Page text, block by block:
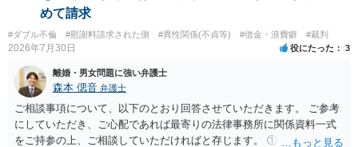
めて請求
#ダブル不倫 #慰謝料請求された側 #異性関係(不貞等) #借金・浪費癖 #裁判
2026年7月30日 役にたった 3
離婚・男女問題に強い弁護士
森本 偲音 弁護士
ご相談事項について、以下のとおり回答させていただきます。 ご参考
にしていただき、ご心配であれば最寄りの法律事務所に関係資料一式
をご持参の上、ご相談していただければと存じます。 ① このLINEの